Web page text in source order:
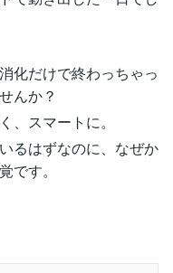
化だけで終わっちゃっ
んか？
、スマートに。
るはずなのに、なぜか
です。